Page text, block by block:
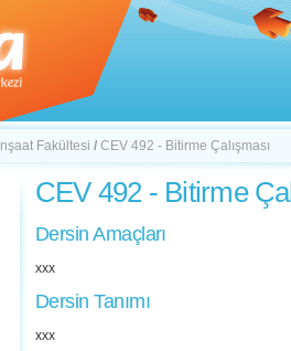
İnşaat Fakültesi / CEV 492 - Bitirme Çalışması
CEV 492 - Bitirme
Dersin Amaçları
xxx
Dersin Tanımı
xxx